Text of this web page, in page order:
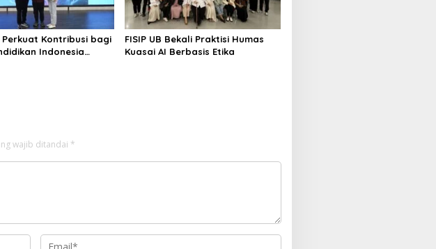
Perkuat Kontribusi bagi
Indonesia
FISIP UB Bekali Praktisi Humas
Kuasai AI Berbasis Etika
wajib ditandai *